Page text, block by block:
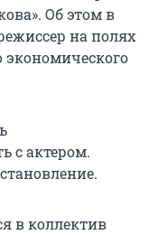
Об этом в
на полях
экономического
с актером.
в коллектив